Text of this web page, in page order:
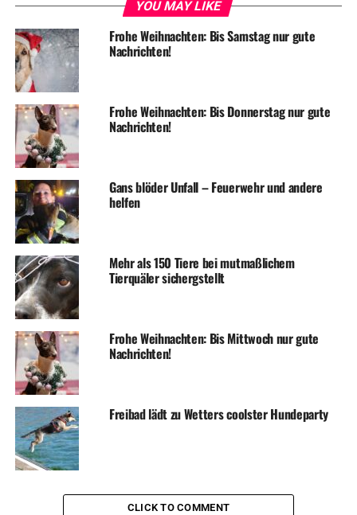
ADVERTISEMENT
Und hier das Video:
https://youtu.be/_bk3B6uOrB0
ADVERTISEMENT
RELATED TOPICS: TIERE
UP NEXT
Sonntag: Tierheim lädt zum Tag der offenen Tür
DON'T MISS
Tierheimhund „Emy“ sucht ein neues Zuhause
YOU MAY LIKE
Frohe Weihnachten: Bis Samstag nur gute
Nachrichten!
Frohe Weihnachten: Bis Donnerstag nur gute
Nachrichten!
Gans blöder Unfall – Feuerwehr und andere
helfen
Mehr als 150 Tiere bei mutmaßlichem
Tierquäler sichergstellt
Frohe Weihnachten: Bis Mittwoch nur gute
Nachrichten!
Freibad lädt zu Wetters coolster Hundeparty
CLICK TO COMMENT